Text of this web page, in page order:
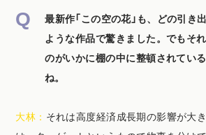
最新作「この空の花」も、どの引き
ような作品で驚きました。でもそ
のがいかに棚の中に整頓されてい
ね。
大林： それは高度経済成長期の影響が大